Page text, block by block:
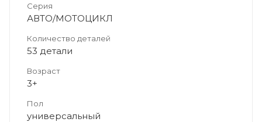
Серия
АВТО/МОТОЦИКЛ
Количество деталей
53 детали
Возраст
3+
Пол
универсальный